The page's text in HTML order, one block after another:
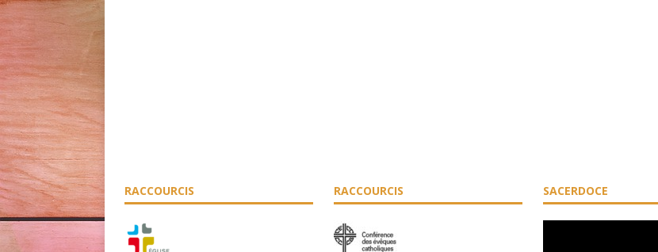
RACCOURCIS RACCOURCIS SACERDOCE